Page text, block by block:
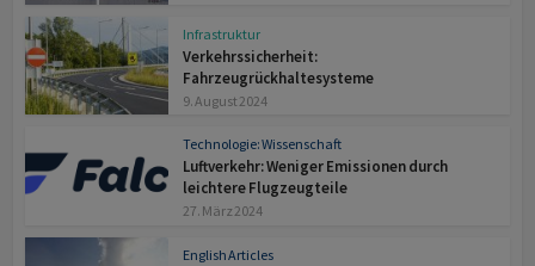
Infrastruktur
Verkehrssicherheit:
Fahrzeugrückhaltesysteme
9. August 2024
Technologie: Wissenschaft
Luftverkehr: Weniger Emissionen durch
leichtere Flugzeugteile
27. März 2024
English Articles